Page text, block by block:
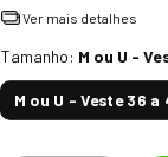
Ver mais detalhes
Tamanho: M ou U -
M ou U - Veste 36 a